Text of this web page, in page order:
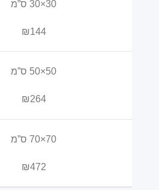
30×30 ס”מ
₪144
50×50 ס”מ
₪264
70×70 ס”מ
₪472